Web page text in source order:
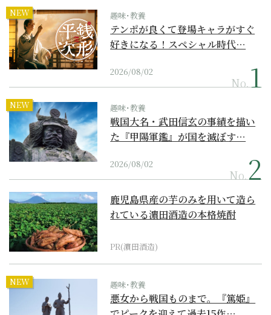
NEW 趣味･教養
テンポが良くて登場キャラがすぐ
好きになる！スペシャル時代…
2026/08/02
No.
NEW 趣味･教養
戦国大名・武田信玄の事績を描い
た『甲陽軍鑑』が国を滅ぼす…
2026/08/02
No.
鹿児島県産の芋のみを用いて造ら
れている濵田酒造の本格焼酎
PR(濵田酒造)
NEW 趣味･教養
悪女から戦国ものまで。『篤姫』